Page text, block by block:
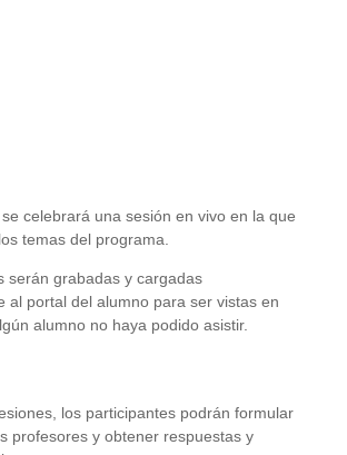
celebrará una sesión en vivo en la que
temas del programa.
serán grabadas y cargadas
al portal del alumno para ser vistas en
alumno no haya podido asistir.
los participantes podrán formular
profesores y obtener respuestas y